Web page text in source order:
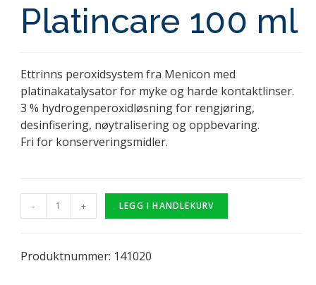
Platincare 100 ml
Ettrinns peroxidsystem fra Menicon med
platinakatalysator for myke og harde kontaktlinser.
3 % hydrogenperoxidløsning for rengjøring,
desinfisering, nøytralisering og oppbevaring.
Fri for konserveringsmidler.
- + LEGG I HANDLEKURV
Produktnummer: 141020